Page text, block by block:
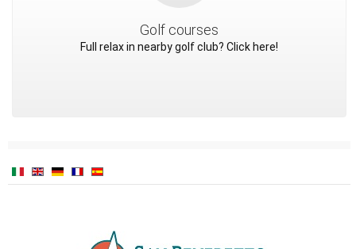
Golf courses
Full relax in nearby golf club? Click here!